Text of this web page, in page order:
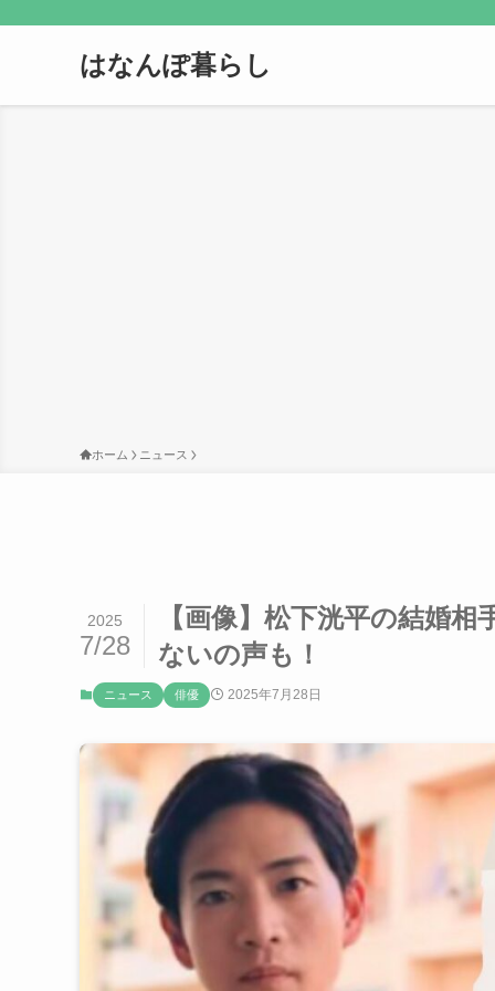
はなんぽ暮らし
ホーム ニュース
【画像】松下洸平の結婚
ないの声も！
2025
7/28
ニュース 俳優 2025年7月28日